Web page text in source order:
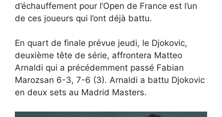
d’échauffement pour l’Open de France est l’un
de ces joueurs qui l’ont déjà battu.
En quart de finale prévue jeudi, le Djokovic,
deuxième tête de série, affrontera Matteo
Arnaldi qui a précédemment passé Fabian
Marozsan 6-3, 7-6 (3). Arnaldi a battu Djokovic
en deux sets au Madrid Masters.